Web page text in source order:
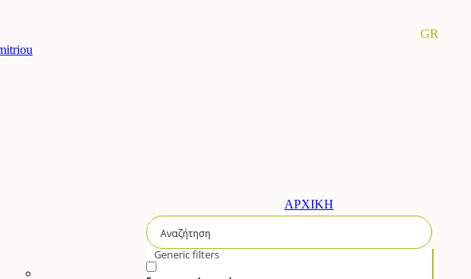
GR
Generic filters
ΑΡΧΙΚΗ